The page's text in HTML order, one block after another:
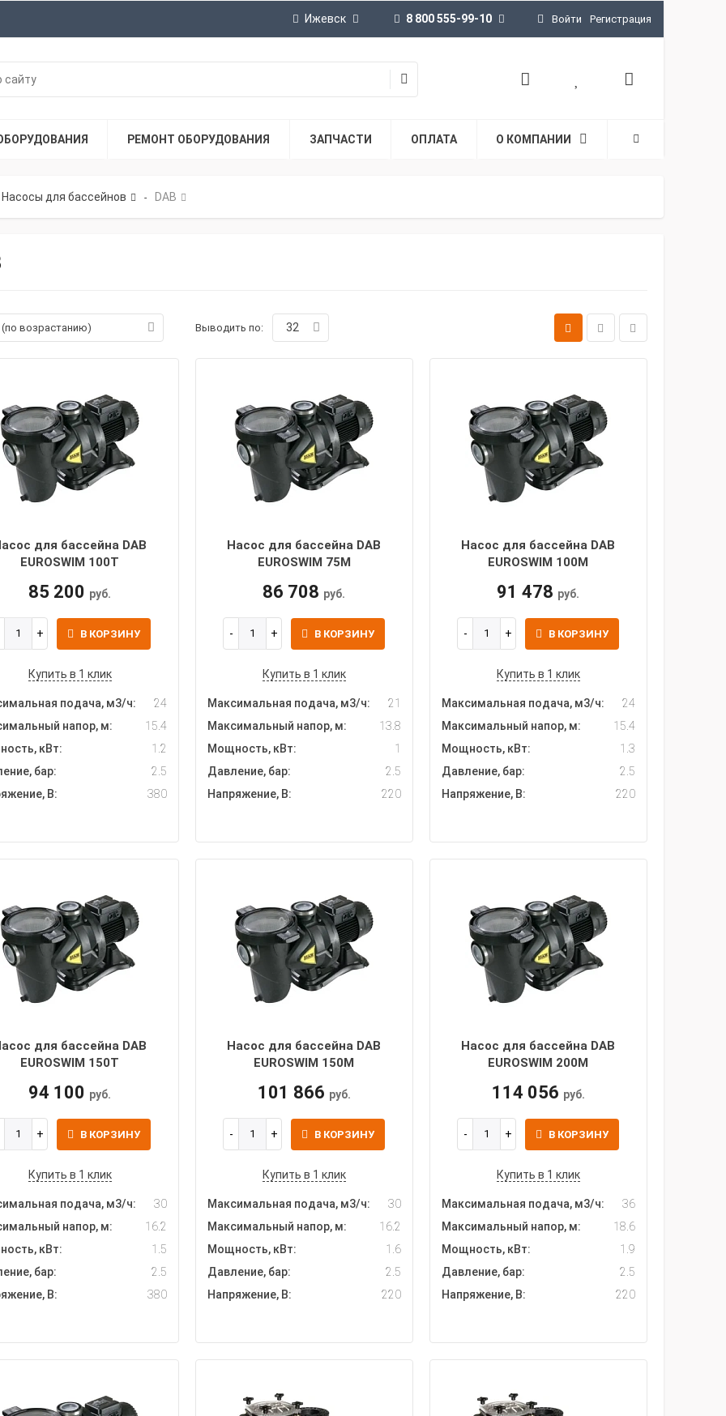
Ижевск 8 800 555-99-10 Войти Регистрация
РЕМОНТ ОБОРУДОВАНИЯ ЗАПЧАСТИ ОПЛАТА О КОМПАНИИ
Насосы для бассейнов - DAB
(по возрастанию) Выводить по: 32
для бассейна DAB
EUROSWIM 100T
85 200 руб.
В КОРЗИНУ
Купить в 1 клик
подача, м3/ч:
24
напор, м:
15.4
кВт:
1.2
бар:
2.5
В:
380
Насос для бассейна DAB
EUROSWIM 75M
86 708 руб.
В КОРЗИНУ
Купить в 1 клик
Максимальная подача, м3/ч:
21
Максимальный напор, м:
13.8
Мощность, кВт:
1
Давление, бар:
2.5
Напряжение, В:
220
Насос для бассейна DAB
EUROSWIM 100M
91 478 руб.
В КОРЗИНУ
Купить в 1 клик
Максимальная подача, м3/ч:
24
Максимальный напор, м:
15.4
Мощность, кВт:
1.3
Давление, бар:
2.5
Напряжение, В:
220
для бассейна DAB
EUROSWIM 150T
94 100 руб.
В КОРЗИНУ
Купить в 1 клик
подача, м3/ч:
30
напор, м:
16.2
кВт:
1.5
бар:
2.5
В:
380
Насос для бассейна DAB
EUROSWIM 150M
101 866 руб.
В КОРЗИНУ
Купить в 1 клик
Максимальная подача, м3/ч:
30
Максимальный напор, м:
16.2
Мощность, кВт:
1.6
Давление, бар:
2.5
Напряжение, В:
220
Насос для бассейна DAB
EUROSWIM 200M
114 056 руб.
В КОРЗИНУ
Купить в 1 клик
Максимальная подача, м3/ч:
36
Максимальный напор, м:
18.6
Мощность, кВт:
1.9
Давление, бар:
2.5
Напряжение, В:
220